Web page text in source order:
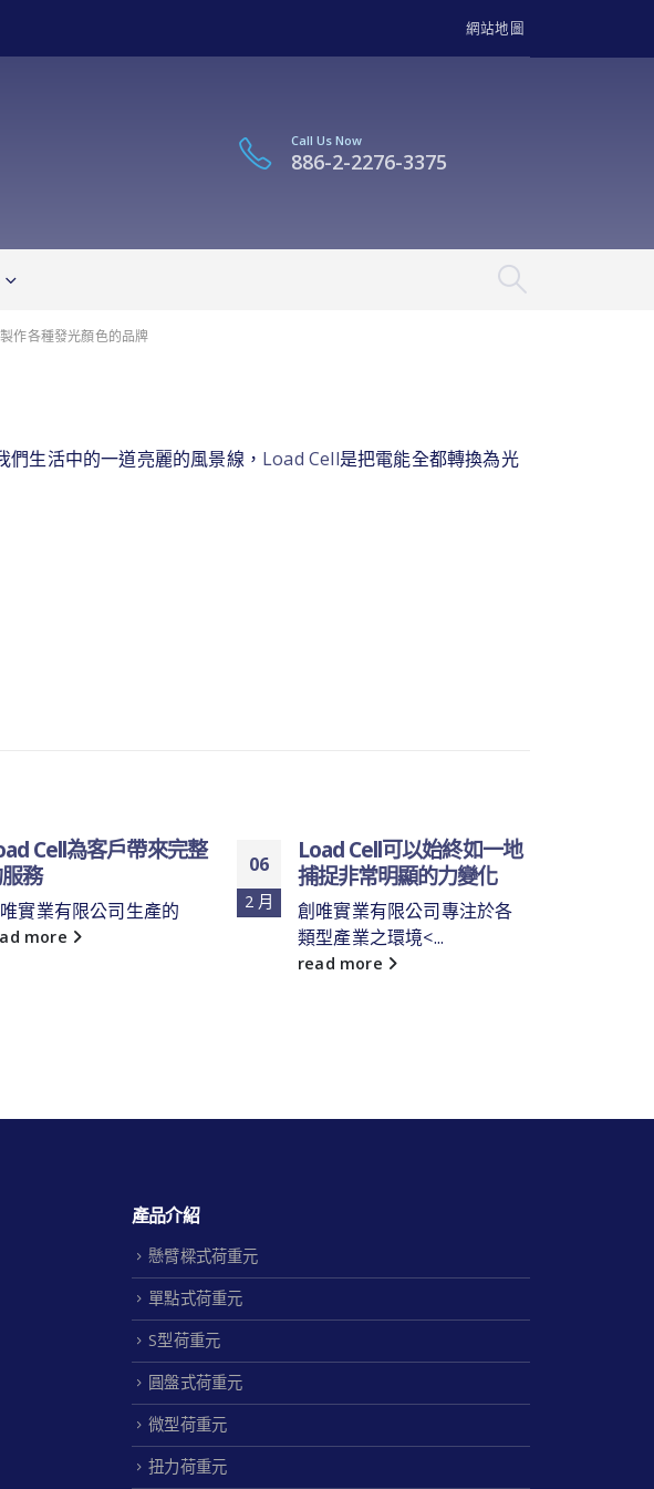
網站地圖
Call Us Now
886-2-2276-3375
作各種發光顏色的品牌
生活中的一道亮麗的風景線， Load Cell是把電能全都轉換為光
戶帶來完整
司生產的
06
2 月
Load Cell可以始終如一地
捕捉非常明顯的力變化
創唯實業有限公司專注於各
類型產業之環境<...
12
3 月
提升城市形象
產品介紹
懸臂樑式荷重元
單點式荷重元
S型荷重元
圓盤式荷重元
微型荷重元
扭力荷重元